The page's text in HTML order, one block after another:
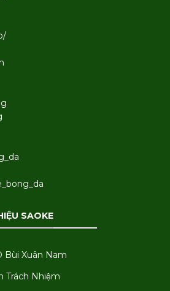
SAOKE
Bùi Xuân Nam
Trách Nhiệm